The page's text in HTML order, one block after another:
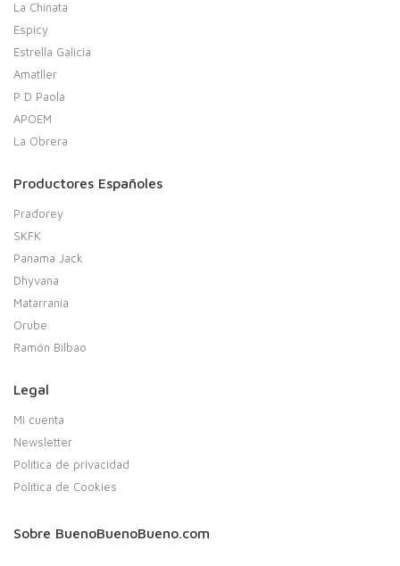
La Chinata
Espicy
Estrella Galicia
Amatller
P D Paola
APOEM
La Obrera
Productores Españoles
Pradorey
SKFK
Panama Jack
Dhyvana
Matarrania
Orube
Ramón Bilbao
Legal
Mi cuenta
Newsletter
Política de privacidad
Política de Cookies
Sobre BuenoBuenoBueno.com